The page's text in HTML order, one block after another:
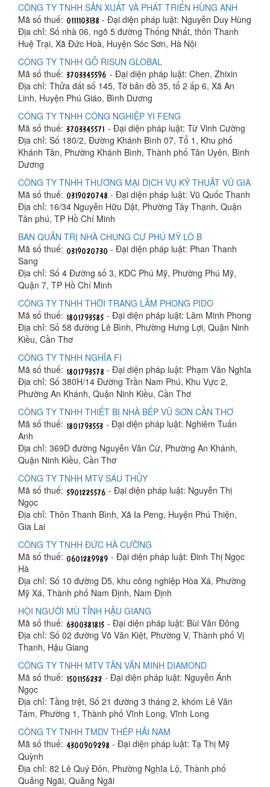
CÔNG TY TNHH SẢN XUẤT VÀ PHÁT TRIỂN HÙNG ANH
Mã số thuế:
- Đại diện pháp luật: Nguyễn Duy Hùng
Địa chỉ: Số nhà 06, ngõ 5 đường Thống Nhất, thôn Thanh
Huệ Trại, Xã Đức Hoà, Huyện Sóc Sơn, Hà Nội
CÔNG TY TNHH GỖ RISUN GLOBAL
Mã số thuế:
- Đại diện pháp luật: Chen, Zhixin
Địa chỉ: Thửa đất số 145, Tờ bản đồ 35, tổ 2 ấp 6, Xã An
Linh, Huyện Phú Giáo, Bình Dương
CÔNG TY TNHH CÔNG NGHIỆP YI FENG
Mã số thuế:
- Đại diện pháp luật: Từ Vinh Cường
Địa chỉ: Số 180/2, Đường Khánh Bình 07, Tổ 1, Khu phố
Khánh Tân, Phường Khánh Bình, Thành phố Tân Uyên, Bình
Dương
CÔNG TY TNHH THƯƠNG MẠI DỊCH VỤ KỸ THUẬT VŨ GIA
Mã số thuế:
- Đại diện pháp luật: Vũ Quốc Thanh
Địa chỉ: 16/34 Nguyễn Hữu Dật, Phường Tây Thạnh, Quận
Tân phú, TP Hồ Chí Minh
BAN QUẢN TRỊ NHÀ CHUNG CƯ PHÚ MỸ LÔ B
Mã số thuế:
- Đại diện pháp luật: Phan Thanh
Sang
Địa chỉ: Số 4 Đường số 3, KDC Phú Mỹ, Phường Phú Mỹ,
Quận 7, TP Hồ Chí Minh
CÔNG TY TNHH THỜI TRANG LÂM PHONG PIDO
Mã số thuế:
- Đại diện pháp luật: Lâm Minh Phong
Địa chỉ: Số 58 đường Lê Bình, Phường Hưng Lợi, Quận Ninh
Kiều, Cần Thơ
CÔNG TY TNHH NGHĨA FI
Mã số thuế:
- Đại diện pháp luật: Phạm Văn Nghĩa
Địa chỉ: Số 380H/14 Đường Trần Nam Phú, Khu Vực 2,
Phường An Khánh, Quận Ninh Kiều, Cần Thơ
CÔNG TY TNHH THIẾT BỊ NHÀ BẾP VŨ SƠN CẦN THƠ
Mã số thuế:
- Đại diện pháp luật: Nghiêm Tuấn
Anh
Địa chỉ: 369D đường Nguyễn Văn Cừ, Phường An Khánh,
Quận Ninh Kiều, Cần Thơ
CÔNG TY TNHH MTV SÁU THỦY
Mã số thuế:
- Đại diện pháp luật: Nguyễn Thị
Ngọc
Địa chỉ: Thôn Thanh Bình, Xã Ia Peng, Huyện Phú Thiện,
Gia Lai
CÔNG TY TNHH ĐỨC HÀ CƯỜNG
Mã số thuế:
- Đại diện pháp luật: Đinh Thị Ngọc
Hà
Địa chỉ: Số 10 đường D5, khu công nghiệp Hòa Xá, Phường
Mỹ Xá, Thành phố Nam Định, Nam Định
HỘI NGƯỜI MÙ TỈNH HẬU GIANG
Mã số thuế:
- Đại diện pháp luật: Bùi Văn Đông
Địa chỉ: Số 02 đường Võ Văn Kiệt, Phường V, Thành phố Vị
Thanh, Hậu Giang
CÔNG TY TNHH MTV TÂN VĂN MINH DIAMOND
Mã số thuế:
- Đại diện pháp luật: Nguyễn Ánh
Ngọc
Địa chỉ: Tầng trệt, Số 21 đường 3 tháng 2, khóm Lê Văn
Tám, Phường 1, Thành phố Vĩnh Long, Vĩnh Long
CÔNG TY TNHH TMDV THÉP HẢI NAM
Mã số thuế:
- Đại diện pháp luật: Tạ Thị Mỹ
Quỳnh
Địa chỉ: 82 Lê Quý Đôn, Phường Nghĩa Lộ, Thành phố
Quảng Ngãi, Quảng Ngãi